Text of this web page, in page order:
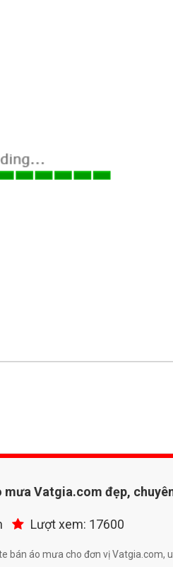
Vatgia.com đẹp,
Lượt xem: 17600
bán áo mưa cho đơn vị Vatgia.com,